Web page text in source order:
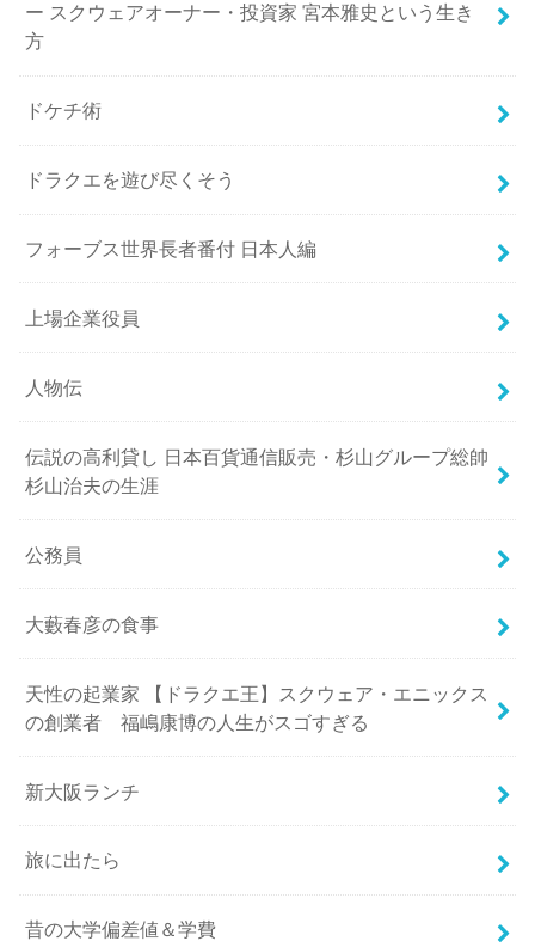
ー スクウェアオーナー・投資家 宮本雅史という生き
方
ドケチ術
ドラクエを遊び尽くそう
フォーブス世界長者番付 日本人編
上場企業役員
人物伝
伝説の高利貸し 日本百貨通信販売・杉山グループ総帥
杉山治夫の生涯
公務員
大藪春彦の食事
天性の起業家 【ドラクエ王】スクウェア・エニックス
の創業者 福嶋康博の人生がスゴすぎる
新大阪ランチ
旅に出たら
昔の大学偏差値＆学費